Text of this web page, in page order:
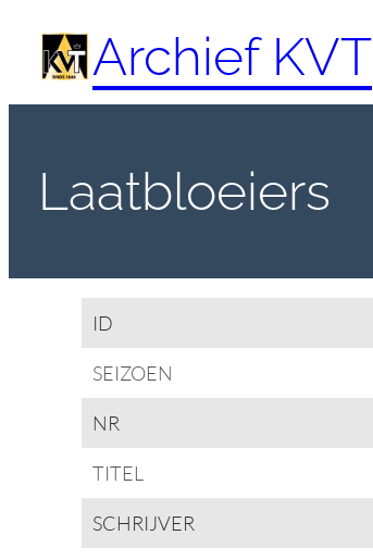
naar
inhoud
Archief KVT
Laatbloeiers
ID
SEIZOEN
NR
TITEL
SCHRIJVER